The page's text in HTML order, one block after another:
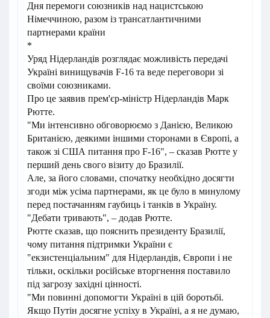
Дня перемоги союзників над нацистською
Німеччиною, разом із трансатлантичними
партнерами країни
*
Уряд Нідерландів розглядає можливість передачі
Україні винищувачів F-16 та веде переговори зі
своїми союзниками.
Про це заявив прем'єр-міністр Нідерландів Марк
Рютте.
"Ми інтенсивно обговорюємо з Данією, Великою
Британією, деякими іншими сторонами в Європі, а
також зі США питання про F-16", – сказав Рютте у
перший день свого візиту до Бразилії.
Але, за його словами, спочатку необхідно досягти
згоди між усіма партнерами, як це було в минулому
перед постачанням гаубиць і танків в Україну.
"Дебати тривають", – додав Рютте.
Рютте сказав, що пояснить президенту Бразилії,
чому питання підтримки України є
"екзистенціальним" для Нідерландів, Європи і не
тільки, оскільки російське вторгнення поставило
під загрозу західні цінності.
"Ми повинні допомогти Україні в цій боротьбі.
Якщо Путін досягне успіху в Україні, а я не думаю,